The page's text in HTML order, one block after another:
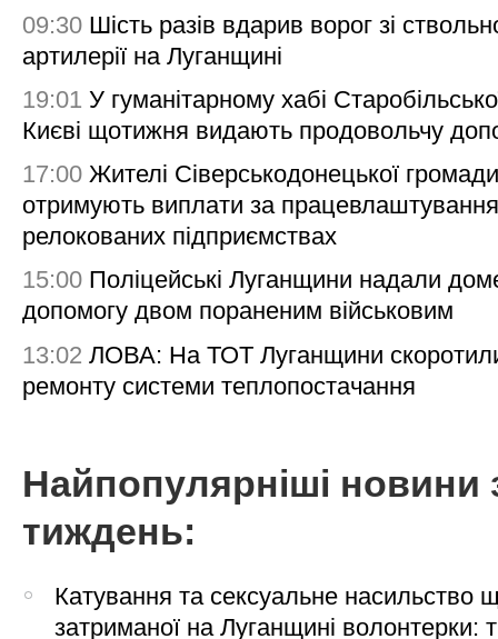
09:30 Шість разів вдарив ворог зі
артилерії на Луганщині
19:01 У гуманітарному хабі
Києві щотижня видають продовольчу
17:00 Жителі Сіверськодонецької
отримують виплати за
релокованих підприємствах
15:00 Поліцейські Луганщини надали
допомогу двом пораненим військовим
13:02 ЛОВА: На ТОТ Луганщини
ремонту системи теплопостачання
Найпопулярніші новини
тиждень:
Катування та сексуальне насильство
затриманої на Луганщині волонтерки: